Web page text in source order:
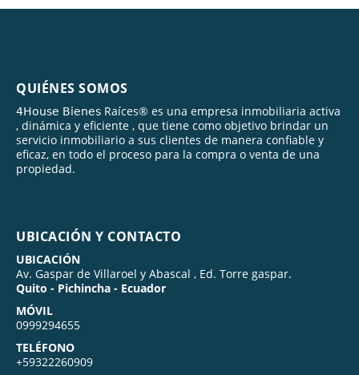
QUIÉNES SOMOS
𝟦𝖧𝗈𝗎𝗌𝖾 𝖡𝗂𝖾𝗇𝖾𝗌 Raíces® es una empresa inmobiliaria activa
, dinámica y eficiente , que tiene como objetivo brindar un
servicio inmobiliario a sus clientes de manera confiable y
eficaz, en todo el proceso para la compra o venta de una
propiedad.
UBICACIÓN Y CONTACTO
UBICACIÓN
Av. Gaspar de Villaroel y Abascal , Ed. Torre gaspar.
Quito - Pichincha - Ecuador
MÓVIL
0999294655
TELÉFONO
+59322260909